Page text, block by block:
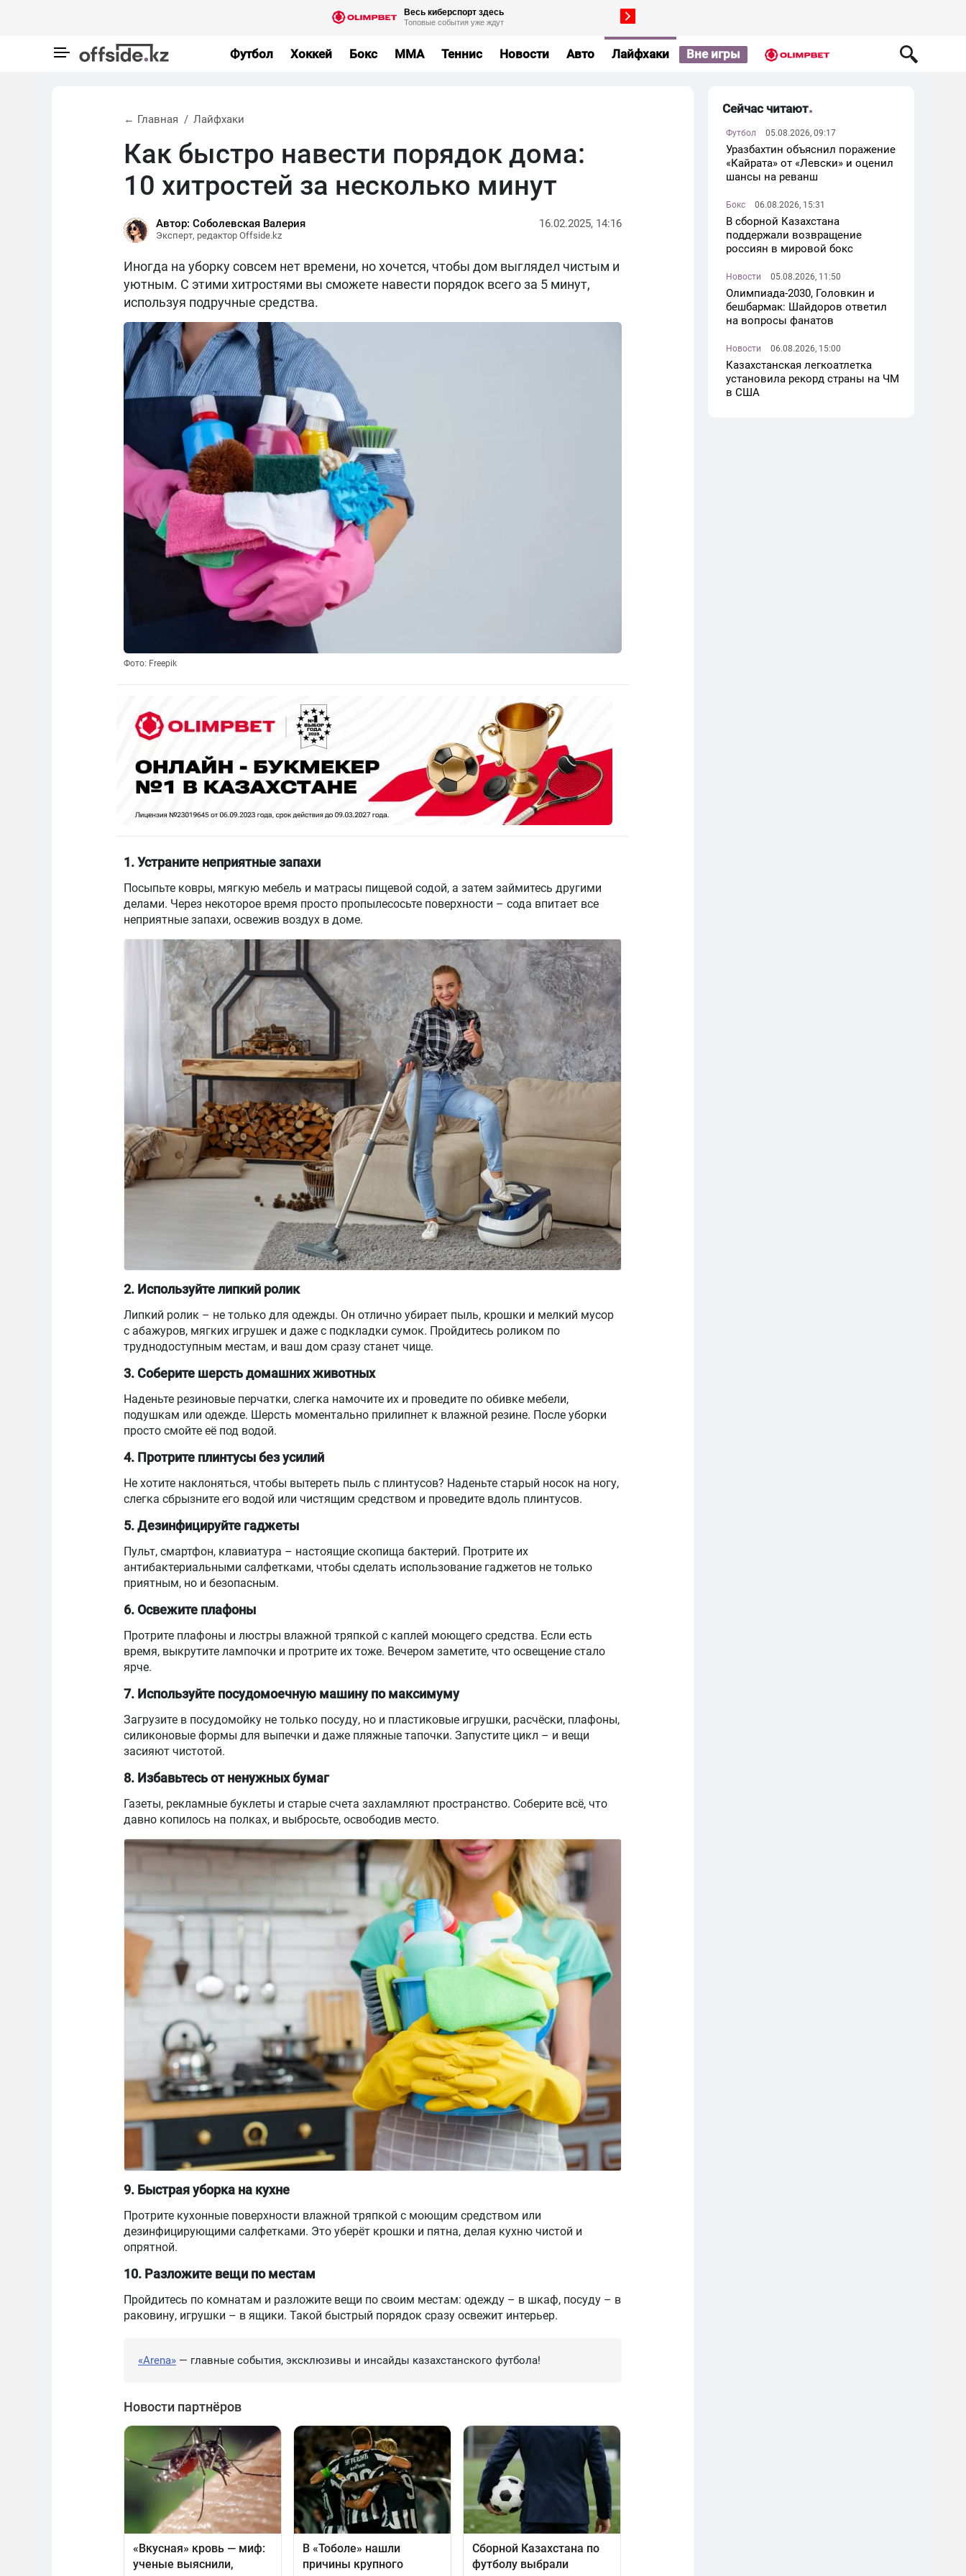
Футбол Хоккей Бокс MMA Теннис Новости Авто Лайфхаки Вне игры
← Главная Лайфхаки
Как быстро навести порядок дома:
10 хитростей за несколько минут
Автор: Соболевская Валерия
Эксперт, редактор Offside.kz
16.02.2025, 14:16
Иногда на уборку совсем нет времени, но хочется, чтобы дом выглядел чистым и
уютным. С этими хитростями вы сможете навести порядок всего за 5 минут,
используя подручные средства.
Фото: Freepik
1. Устраните неприятные запахи
Посыпьте ковры, мягкую мебель и матрасы пищевой содой, а затем займитесь другими
делами. Через некоторое время просто пропылесосьте поверхности – сода впитает все
неприятные запахи, освежив воздух в доме.
2. Используйте липкий ролик
Липкий ролик – не только для одежды. Он отлично убирает пыль, крошки и мелкий мусор
с абажуров, мягких игрушек и даже с подкладки сумок. Пройдитесь роликом по
труднодоступным местам, и ваш дом сразу станет чище.
3. Соберите шерсть домашних животных
Наденьте резиновые перчатки, слегка намочите их и проведите по обивке мебели,
подушкам или одежде. Шерсть моментально прилипнет к влажной резине. После уборки
просто смойте её под водой.
4. Протрите плинтусы без усилий
Не хотите наклоняться, чтобы вытереть пыль с плинтусов? Наденьте старый носок на ногу,
слегка сбрызните его водой или чистящим средством и проведите вдоль плинтусов.
5. Дезинфицируйте гаджеты
Пульт, смартфон, клавиатура – настоящие скопища бактерий. Протрите их
антибактериальными салфетками, чтобы сделать использование гаджетов не только
приятным, но и безопасным.
6. Освежите плафоны
Протрите плафоны и люстры влажной тряпкой с каплей моющего средства. Если есть
время, выкрутите лампочки и протрите их тоже. Вечером заметите, что освещение стало
ярче.
7. Используйте посудомоечную машину по максимуму
Загрузите в посудомойку не только посуду, но и пластиковые игрушки, расчёски, плафоны,
силиконовые формы для выпечки и даже пляжные тапочки. Запустите цикл – и вещи
засияют чистотой.
8. Избавьтесь от ненужных бумаг
Газеты, рекламные буклеты и старые счета захламляют пространство. Соберите всё, что
давно копилось на полках, и выбросьте, освободив место.
9. Быстрая уборка на кухне
Протрите кухонные поверхности влажной тряпкой с моющим средством или
дезинфицирующими салфетками. Это уберёт крошки и пятна, делая кухню чистой и
опрятной.
10. Разложите вещи по местам
Пройдитесь по комнатам и разложите вещи по своим местам: одежду – в шкаф, посуду – в
раковину, игрушки – в ящики. Такой быстрый порядок сразу освежит интерьер.
«Arena» — главные события, эксклюзивы и инсайды казахстанского футбола!
Сейчас читают
Футбол 05.08.2026, 09:17
Уразбахтин объяснил поражение
«Кайрата» от «Левски» и оценил
шансы на реванш
Бокс 06.08.2026, 15:31
В сборной Казахстана
поддержали возвращение
россиян в мировой бокс
Новости 05.08.2026, 11:50
Олимпиада-2030, Головкин и
бешбармак: Шайдоров ответил
на вопросы фанатов
Новости 06.08.2026, 15:00
Казахстанская легкоатлетка
установила рекорд страны на ЧМ
в США